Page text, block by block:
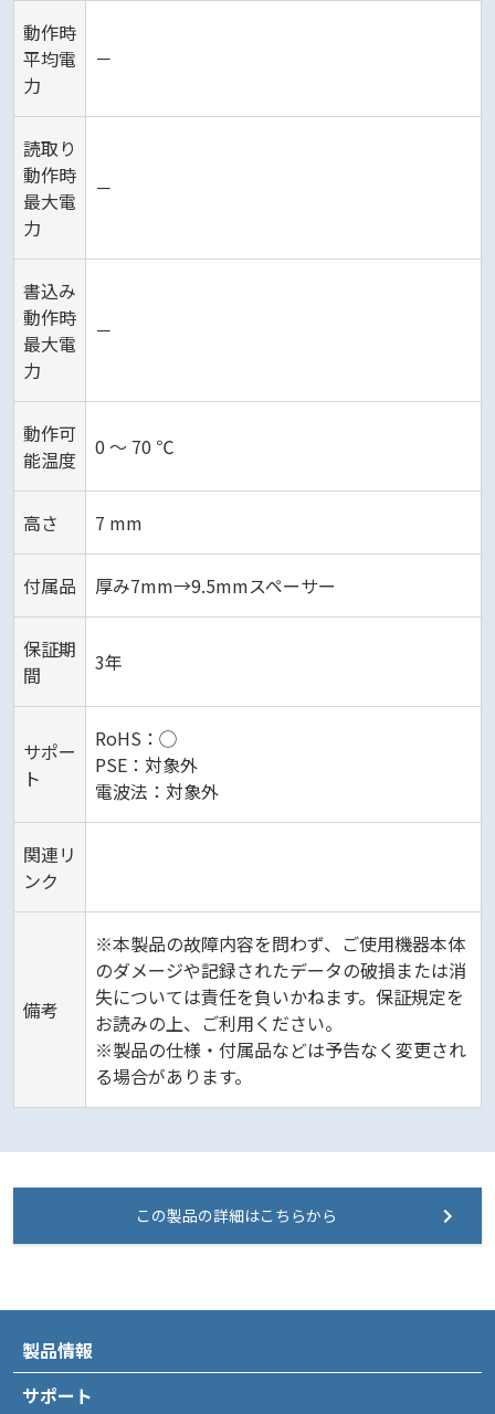
動作時
平均電
力
－
読取り
動作時
最大電
力
－
書込み
動作時
最大電
力
－
動作可
能温度
0 ～ 70 ℃
高さ 7 mm
付属品 厚み7mm→9.5mmスペーサー
保証期
間
3年
サポー
ト
RoHS：◯
PSE：対象外
電波法：対象外
関連リ
ンク
備考
※本製品の故障内容を問わず、ご使用機器本体
のダメージや記録されたデータの破損または消
失については責任を負いかねます。保証規定を
お読みの上、ご利用ください。
※製品の仕様・付属品などは予告なく変更され
る場合があります。
この製品の詳細はこちらから
製品情報
サポート